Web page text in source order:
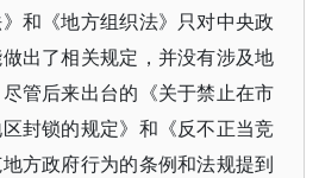
和《地方组织法》只对中央政
出了相关规定，并没有涉及地
管后来出台的《关于禁止在市
封锁的规定》和《反不正当竞
方政府行为的条例和法规提到